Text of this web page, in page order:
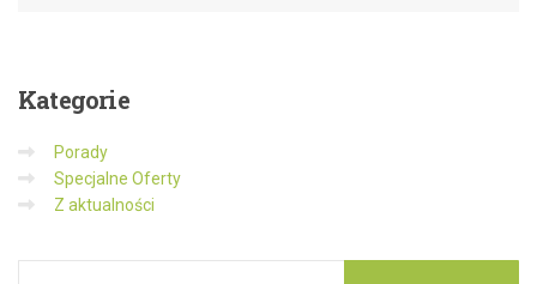
Kategorie
Porady
Specjalne Oferty
Z aktualności